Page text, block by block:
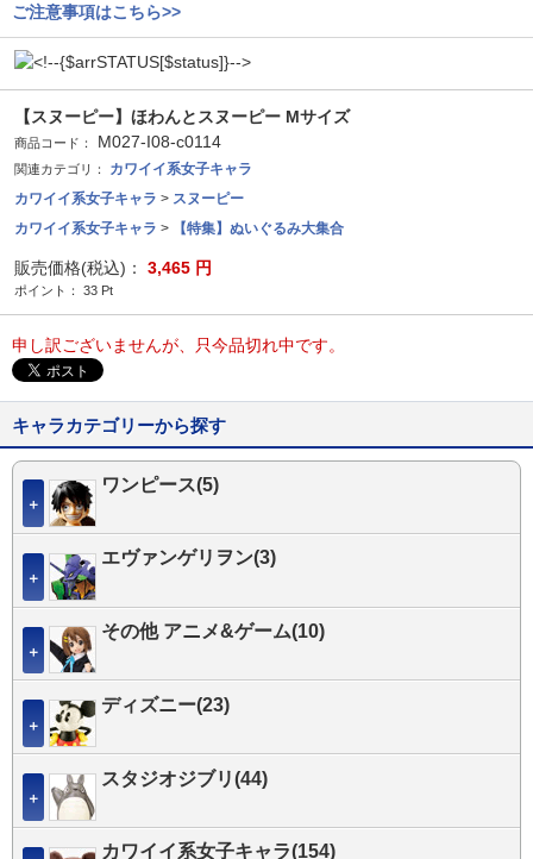
ご注意事項はこちら>>
【スヌーピー】ほわんとスヌーピー Mサイズ
商品コード： M027-I08-c0114
関連カテゴリ：
カワイイ系女子キャラ
カワイイ系女子キャラ > スヌーピー
カワイイ系女子キャラ > 【特集】ぬいぐるみ大集合
販売価格(税込)： 3,465 円
ポイント： 33 Pt
申し訳ございませんが、只今品切れ中です。
キャラカテゴリーから探す
＋
ワンピース(5)
＋
エヴァンゲリヲン(3)
＋
その他 アニメ&ゲーム(10)
＋
ディズニー(23)
＋
スタジオジブリ(44)
カワイイ系女子キャラ(154)